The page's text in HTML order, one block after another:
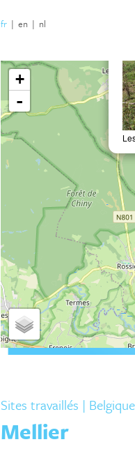
fr | en | nl
Sites travaillés | Belgique
Mellier